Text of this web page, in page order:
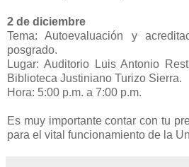
2 de diciembre
Tema: Autoevaluación y
posgrado.
Lugar: Auditorio Luis Antonio
Biblioteca Justiniano Turizo Sierra.
Hora: 5:00 p.m. a 7:00 p.m.
Es muy importante contar con tu
para el vital funcionamiento de la